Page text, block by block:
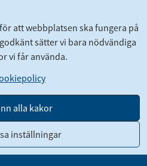
att webbplatsen ska fungera på
sätter vi bara nödvändiga
vi får använda.
alla kakor
inställningar